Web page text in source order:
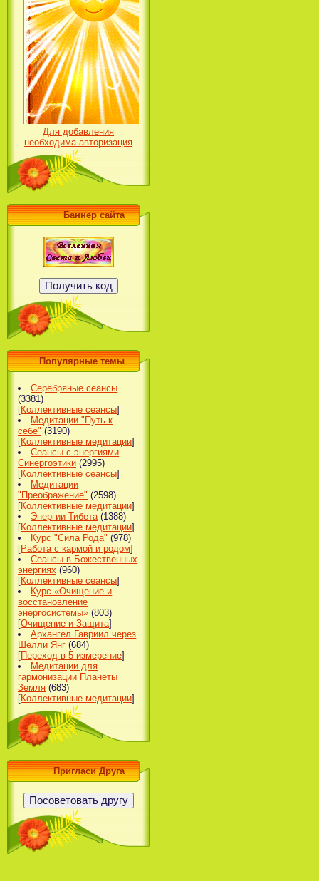
Для добавления
необходима авторизация
Баннер сайта
Популярные темы
Серебряные сеансы
(3381)
[Коллективные сеансы]
Медитации "Путь к
себе" (3190)
[Коллективные медитации]
Сеансы с энергиями
Синергоэтики (2995)
[Коллективные сеансы]
Медитации
"Преображение" (2598)
[Коллективные медитации]
Энергии Тибета (1388)
[Коллективные медитации]
Курс "Сила Рода" (978)
[Работа с кармой и родом]
Сеансы в Божественных
энергиях (960)
[Коллективные сеансы]
Курс «Очищение и
восстановление
энергосистемы» (803)
[Очищение и Защита]
Архангел Гавриил через
Шелли Янг (684)
[Переход в 5 измерение]
Медитации для
гармонизации Планеты
Земля (683)
[Коллективные медитации]
Пригласи Друга